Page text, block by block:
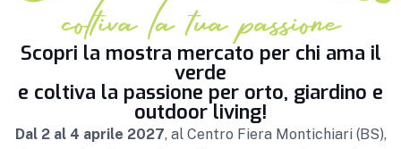
Scopri la mostra mercato per chi ama il
verde
e coltiva la passione per orto, giardino e
outdoor living!
Dal 2 al 4 aprile 2027, al Centro Fiera Montichiari (BS),